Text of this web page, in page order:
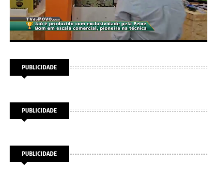
PUBLICIDADE
PUBLICIDADE
PUBLICIDADE